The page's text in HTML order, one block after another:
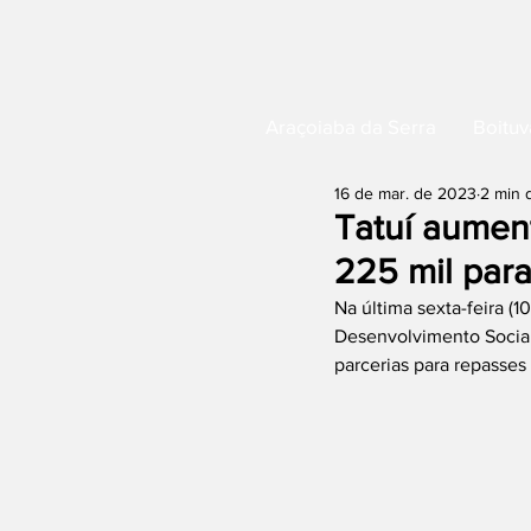
Tatuí
225 mil
16 de mar. de 2023 2 min
Na última sexta-feira
Desenvolvimento
parcerias para